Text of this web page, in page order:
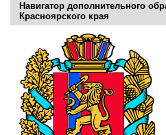
Навигатор дополнительного
Красноярского края